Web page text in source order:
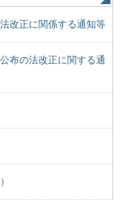
改正に関係する通知等
布の法改正に関する通